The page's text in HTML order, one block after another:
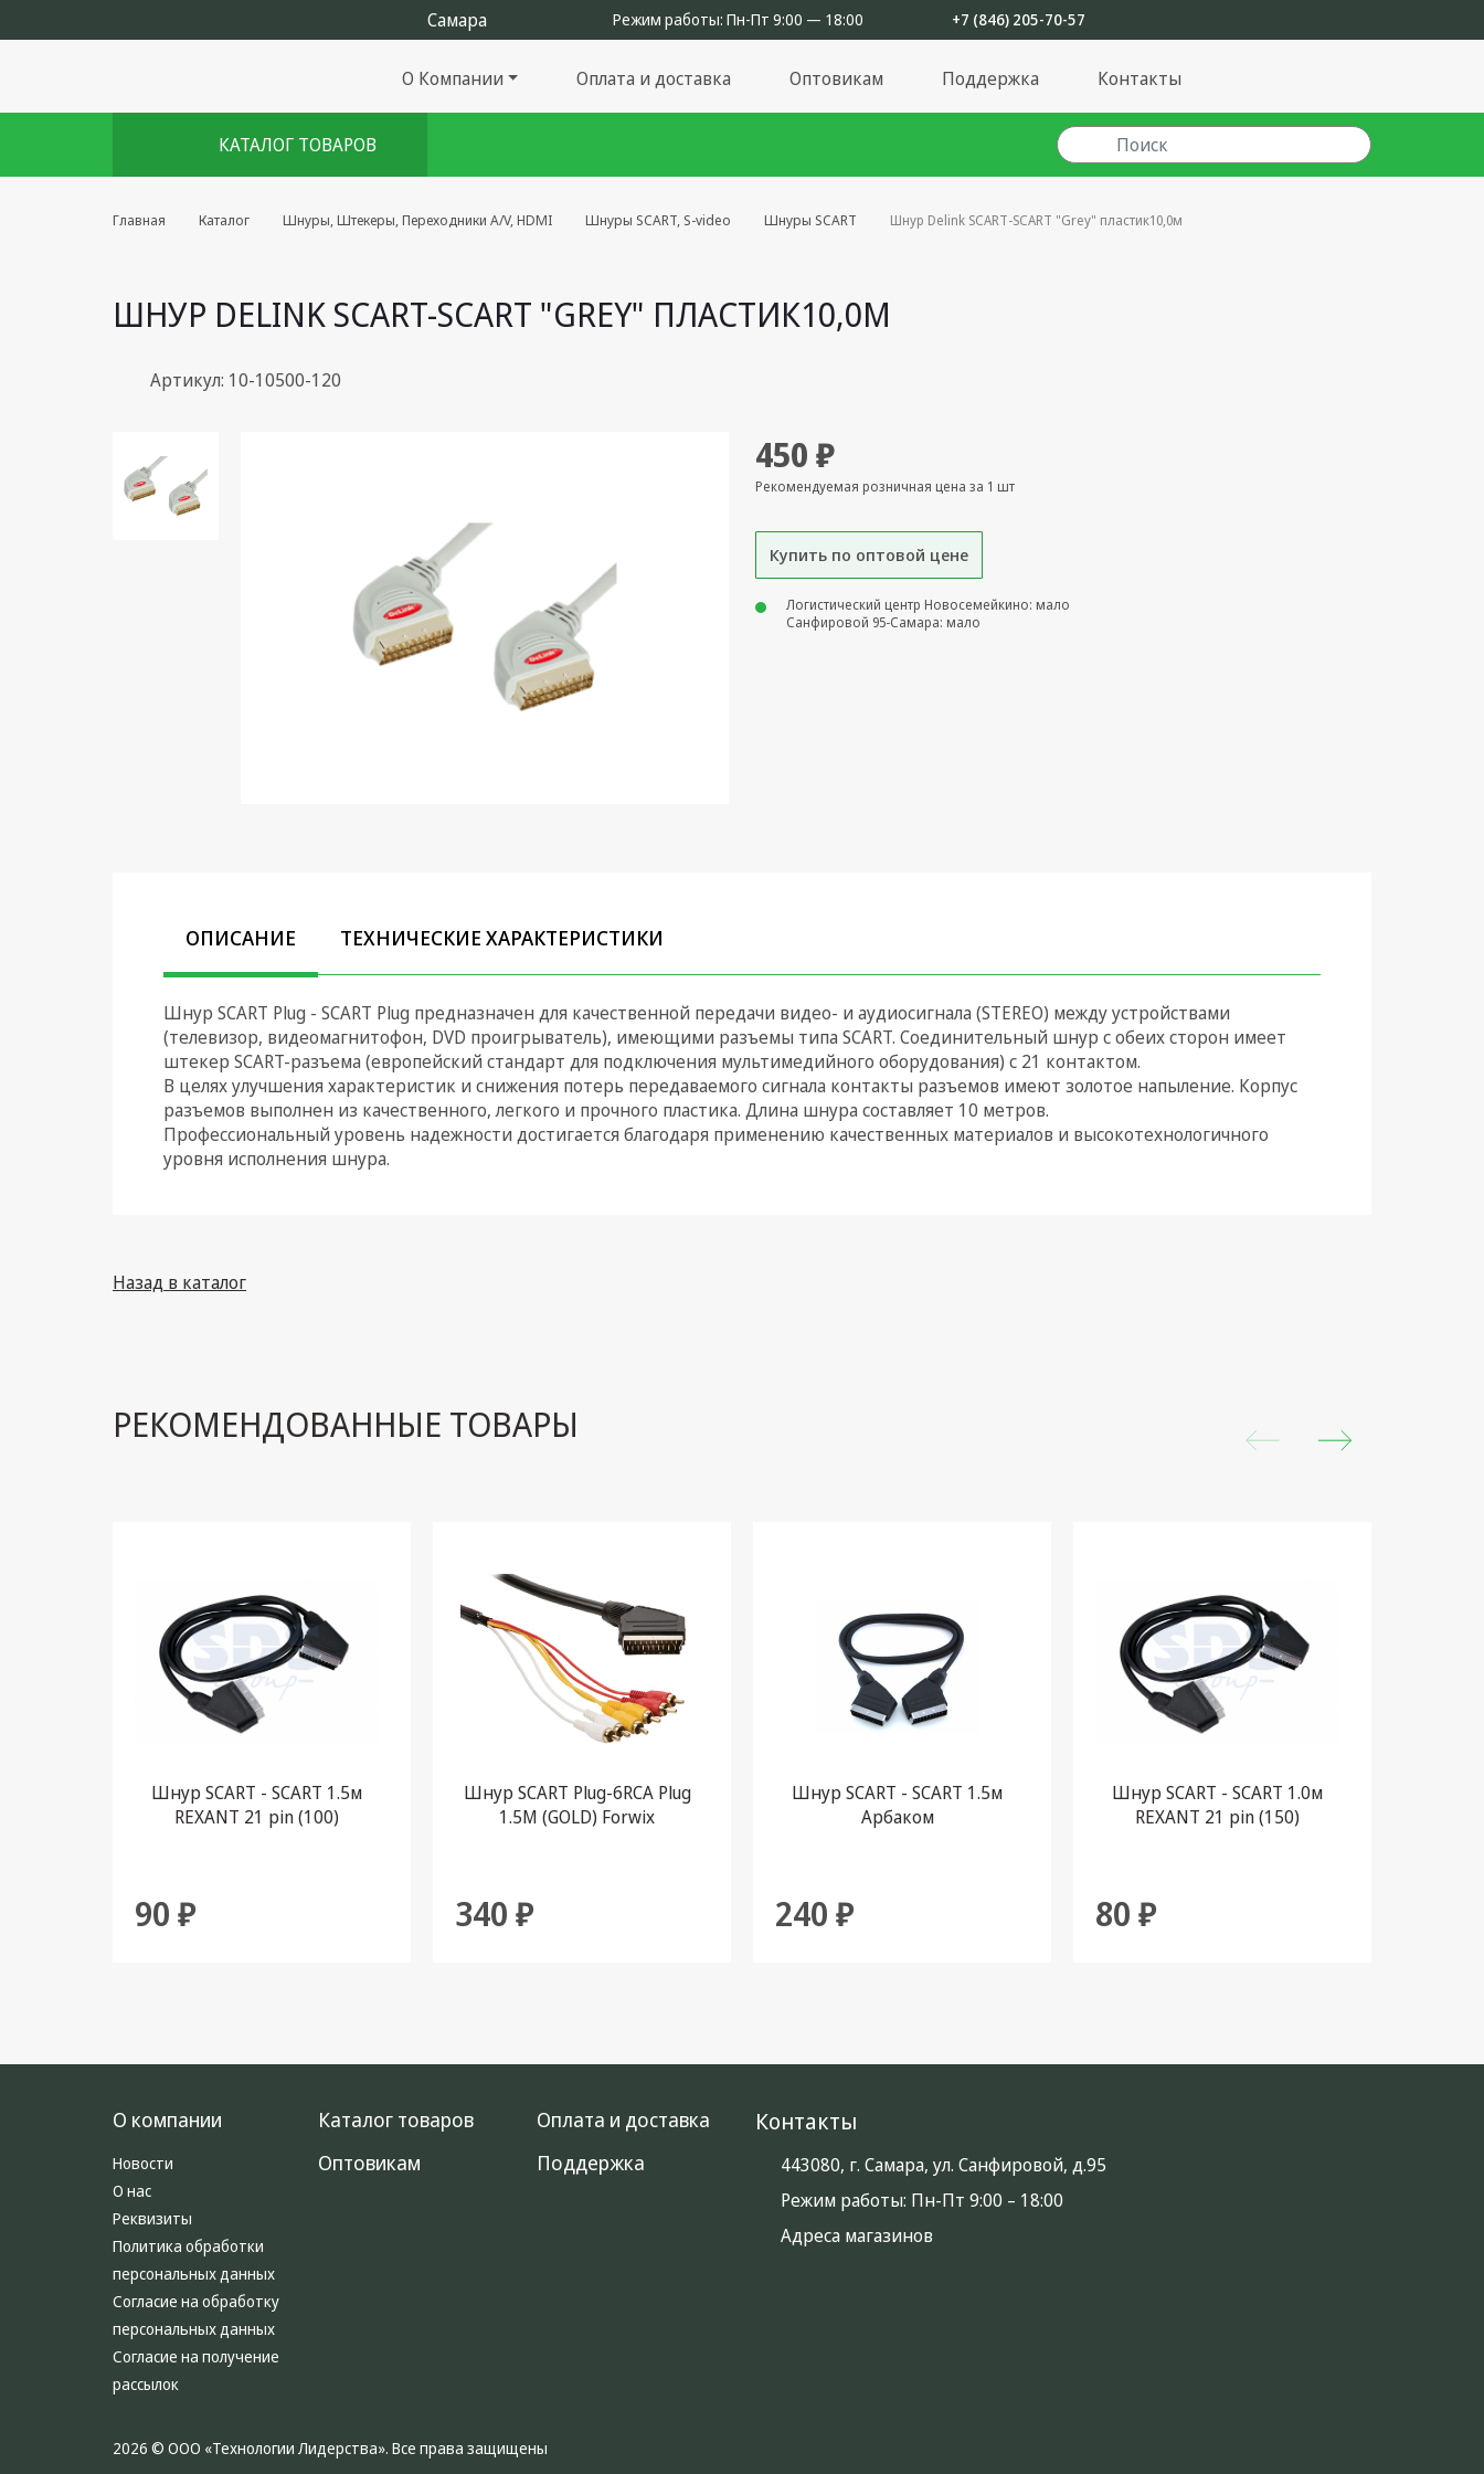
Режим работы: Пн-Пт 9:00 — 18:00 +7 (846) 205-70-57
О Компании Оплата и доставка Оптовикам Поддержка Контакты
КАТАЛОГ ТОВАРОВ
Комплекты августа
Android TV приставки
Спутниковое оборудование
Кронштейны под ТВ, ЖК, СВЧ
Усиление Интернет сигнала
Коммутационное
Климатическая техника
Электрика
Светотехника
Товары для дома и Бытовая
Системы безопасности
Главная Каталог Шнуры, Штекеры, Переходники A/V, HDMI Шнуры SCART, S-video Шнуры SCART Шнур Delink SCART-SCART "Grey" пластик10,0м
ШНУР DELINK SCART-SCART "GREY" ПЛАСТИК10,0М
Артикул: 10-10500-120
450 ₽
Рекомендуемая розничная цена за 1 шт
Купить по оптовой цене
Логистический центр Новосемейкино: мало
Санфировой 95-Самара: мало
ОПИСАНИЕ ТЕХНИЧЕСКИЕ ХАРАКТЕРИСТИКИ
Шнур SCART Plug - SCART Plug предназначен для качественной передачи видео- и аудиосигнала (STEREO) между устройствами
(телевизор, видеомагнитофон, DVD проигрыватель), имеющими разъемы типа SCART. Соединительный шнур с обеих сторон имеет
штекер SCART-разъема (европейский стандарт для подключения мультимедийного оборудования) с 21 контактом.
В целях улучшения характеристик и снижения потерь передаваемого сигнала контакты разъемов имеют золотое напыление. Корпус
разъемов выполнен из качественного, легкого и прочного пластика. Длина шнура составляет 10 метров.
Профессиональный уровень надежности достигается благодаря применению качественных материалов и высокотехнологичного
уровня исполнения шнура.
Назад в каталог
РЕКОМЕНДОВАННЫЕ ТОВАРЫ
Шнур SCART - SCART 1.5м
REXANT 21 pin (100)
90 ₽
Шнур SCART Plug-6RCA Plug
1.5M (GOLD) Forwix
340 ₽
Шнур SCART - SCART 1.5м
Арбаком
240 ₽
Шнур SCART - SCART 1.0м
REXANT 21 pin (150)
80 ₽
О компании
Новости
О нас
Реквизиты
Политика обработки
персональных данных
Согласие на обработку
персональных данных
Согласие на получение
рассылок
Каталог товаров
Оплата и доставка
Оптовикам
Поддержка
Контакты
443080, г. Самара, ул. Санфировой, д.95
Режим работы: Пн-Пт 9:00 – 18:00
Адреса магазинов
2026 © ООО «Технологии Лидерства». Все права защищены